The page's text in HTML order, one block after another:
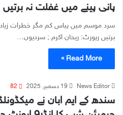
پانی پینے میں غفلت نہ برتیں
سرد موسم میں پیاس کم مگر خطرات
برتیں رپورٹ: ریحان اکرم ; سردیوں…
Read More »
News Editor 19 دسمبر, 2025 82
سندھ کے ایم ابان نے